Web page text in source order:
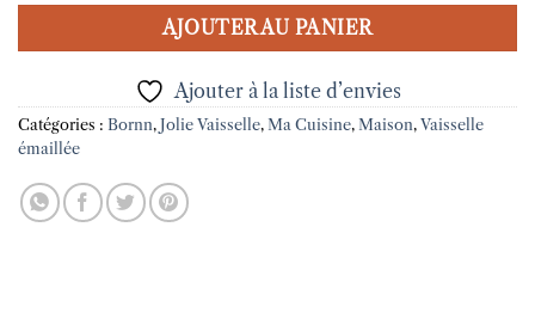
AJOUTER AU PANIER
Ajouter à la liste d’envies
Catégories : Bornn, Jolie Vaisselle, Ma Cuisine, Maison, Vaisselle
émaillée